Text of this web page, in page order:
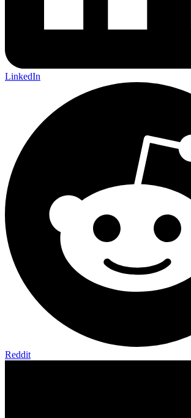
LinkedIn
Reddit